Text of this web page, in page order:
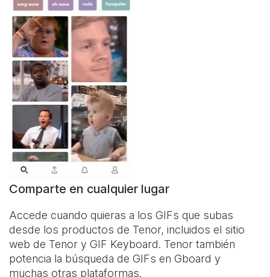
Comparte en cualquier lugar
Accede cuando quieras a los GIFs que subas
desde los productos de Tenor, incluidos el sitio
web de Tenor y GIF Keyboard. Tenor también
potencia la búsqueda de GIFs en Gboard y
muchas otras plataformas.